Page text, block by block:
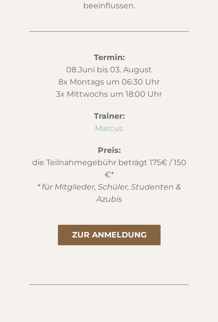
beeinflussen.
Termin:
08.Juni bis 03. August
8x Montags um 06:30 Uhr
3x Mittwochs um 18:00 Uhr
Trainer:
Marcus
Preis:
die Teilnahmegebühr beträgt 175€ / 150
€*
* für Mitglieder, Schüler, Studenten &
Azubis
ZUR ANMELDUNG